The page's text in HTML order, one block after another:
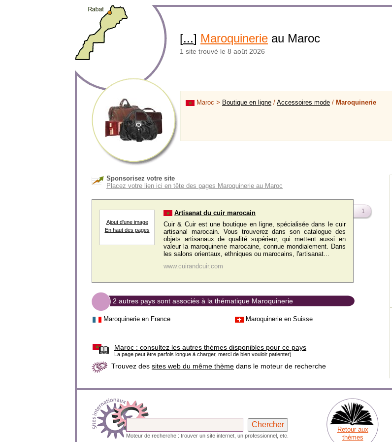
[...] Maroquinerie au Maroc
1 site trouvé le 8 août 2026
Maroc > Boutique en ligne / Accessoires mode / Maroquinerie
Sponsorisez votre site
Placez votre lien ici en tête des pages Maroquinerie au Maroc
Ajout d'une image
En haut des pages
Artisanat du cuir marocain
Cuir & Cuir est une boutique en ligne, spécialisée dans le cuir
artisanal marocain. Vous trouverez dans son catalogue des
objets artisanaux de qualité supérieur, qui mettent aussi en
valeur la maroquinerie marocaine, connue mondialement. Dans
les salons orientaux, ethniques ou marocains, l'artisanat...
www.cuirandcuir.com
1
2 autres pays sont associés à la thématique Maroquinerie
Maroquinerie en France Maroquinerie en Suisse
Maroc : consultez les autres thèmes disponibles pour ce pays
La page peut être parfois longue à charger, merci de bien vouloir patienter)
Trouvez des sites web du même thème dans le moteur de recherche
Moteur de recherche : trouver un site internet, un professionnel, etc.
Retour aux
thèmes